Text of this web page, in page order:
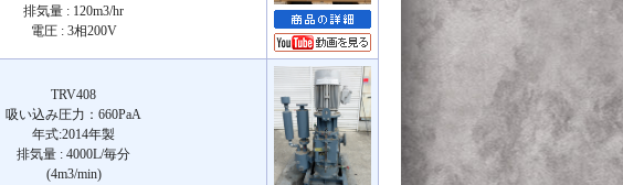
排気量 : 120m3/hr
電圧 : 3相200V
TRV408
吸い込み圧力：660PaA
年式:2014年製
排気量 : 4000L/毎分
(4m3/min)